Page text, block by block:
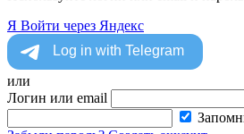
Я Войти через Яндекс
или
Логин или email